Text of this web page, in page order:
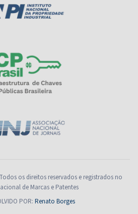
os direitos reservados e registrados no
de Marcas e Patentes
POR: Renato Borges